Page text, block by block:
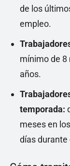
de los
empleo.
mínimo de 8
años.
temporada:
meses en
días durante